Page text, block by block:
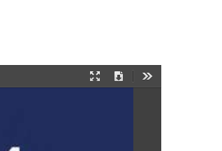
Presentation
Mode
DownloadTools